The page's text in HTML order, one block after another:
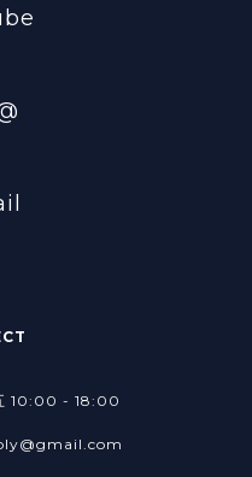
10:00 - 18:00